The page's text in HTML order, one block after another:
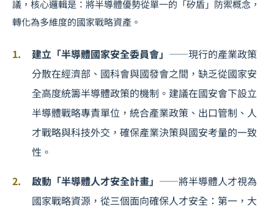
議，核心邏輯是：將半導體優勢從單一的「矽盾」防禦概念，
轉化為多維度的國家戰略資產。
建立「半導體國家安全委員會」 ——現行的產業政策
分散在經濟部、國科會與國發會之間，缺乏從國家安
全高度統籌半導體政策的機制。建議在國安會下設立
半導體戰略專責單位，統合產業政策、出口管制、人
才戰略與科技外交 ，確保產業決策與國安考量的一致
性。
啟動「半導體人才安全計畫」 ——將半導體人才視為
國家戰略資源 ，從三個面向確保人才安全：第一，大